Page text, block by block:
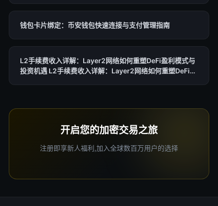
钱包卡片绑定：币安钱包快速连接与支付管理指南
L2手续费收入详解：Layer2网络如何重塑DeFi盈利模式与
投资机遇 L2手续费收入详解：Layer2网络如何重塑DeFi盈
开启您的加密交易之旅
注册即享新人福利,加入全球数百万用户的选择